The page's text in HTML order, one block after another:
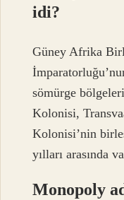
idi?
Güney Afrika
sömürge
Kolonisi,
Kolonisi’nin
yılları arasında
Monopoly